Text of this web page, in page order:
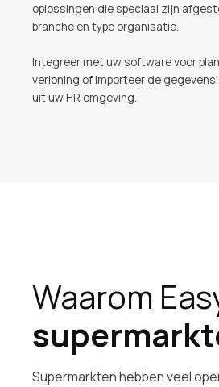
oplossingen die speciaal zijn
branche en type organisatie.
Integreer met uw software voor
verloning of importeer de
uit uw HR omgeving.
Waarom
Supermarkten hebben veel